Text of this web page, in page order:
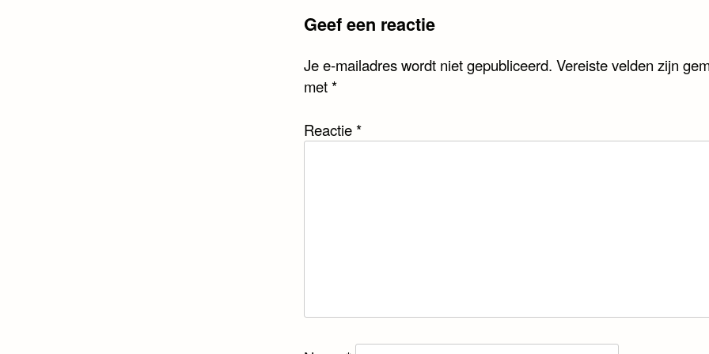
Geef een reactie
Je e-mailadres wordt niet gepubliceerd. Vereiste velden zijn
met*
Reactie*